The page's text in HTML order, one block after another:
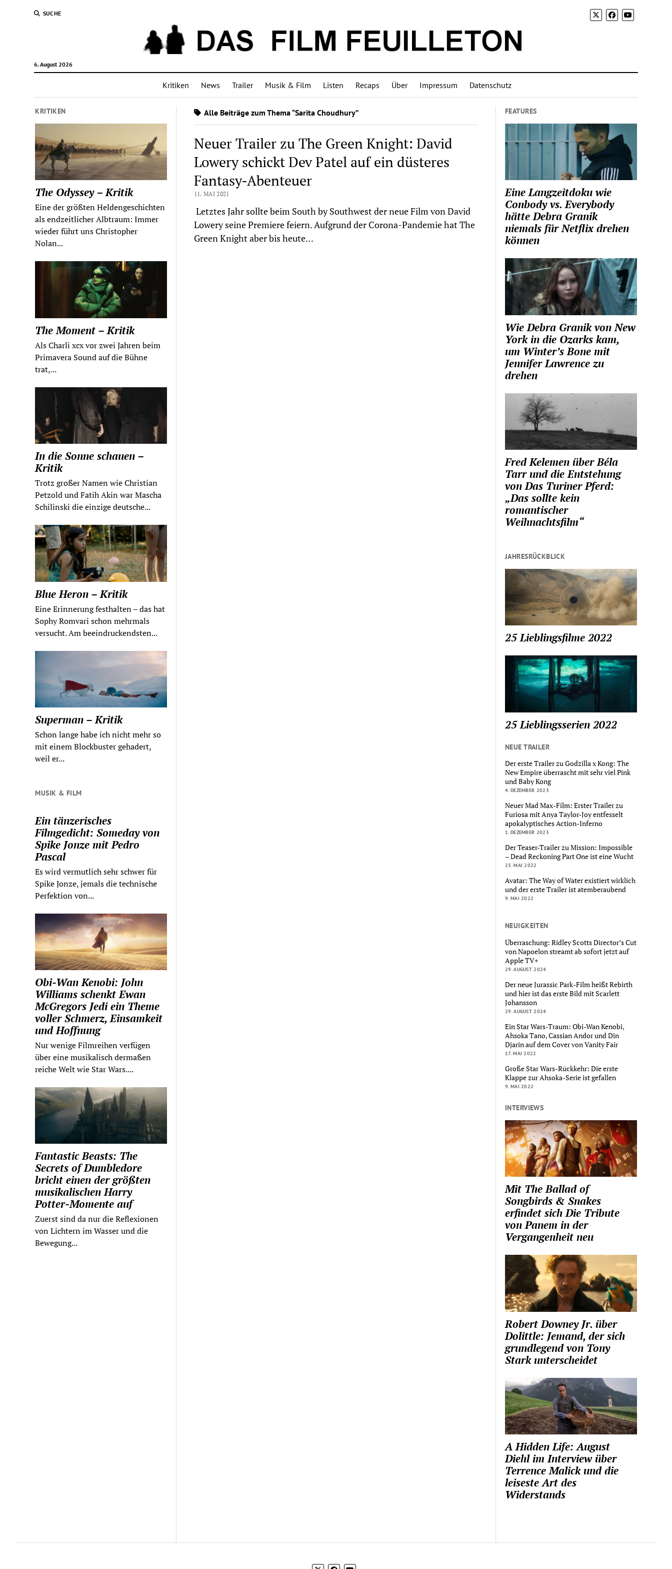
SUCHE
6. August 2026
Kritiken News Trailer Musik & Film Listen Recaps Über Impressum Datenschutz
KRITIKEN
The Odyssey – Kritik
Eine der größten Heldengeschichten
als endzeitlicher Albtraum: Immer
wieder führt uns Christopher
Nolan...
The Moment – Kritik
Als Charli xcx vor zwei Jahren beim
Primavera Sound auf die Bühne
trat,...
In die Sonne schauen –
Kritik
Trotz großer Namen wie Christian
Petzold und Fatih Akin war Mascha
Schilinski die einzige deutsche...
Blue Heron – Kritik
Eine Erinnerung festhalten – das hat
Sophy Romvari schon mehrmals
versucht. Am beeindruckendsten...
Superman – Kritik
Schon lange habe ich nicht mehr so
mit einem Blockbuster gehadert,
weil er...
MUSIK & FILM
Ein tänzerisches
Filmgedicht: Someday von
Spike Jonze mit Pedro
Pascal
Es wird vermutlich sehr schwer für
Spike Jonze, jemals die technische
Perfektion von...
Obi-Wan Kenobi: John
Williams schenkt Ewan
McGregors Jedi ein Theme
voller Schmerz, Einsamkeit
und Hoffnung
Nur wenige Filmreihen verfügen
über eine musikalisch dermaßen
reiche Welt wie Star Wars....
Fantastic Beasts: The
Secrets of Dumbledore
bricht einen der größten
musikalischen Harry
Potter-Momente auf
Zuerst sind da nur die Reflexionen
von Lichtern im Wasser und die
Bewegung...
Alle Beiträge zum Thema “Sarita Choudhury”
Neuer Trailer zu The Green Knight: David
Lowery schickt Dev Patel auf ein düsteres
Fantasy-Abenteuer
11. MAI 2021
Letztes Jahr sollte beim South by Southwest der neue Film von David
Lowery seine Premiere feiern. Aufgrund der Corona-Pandemie hat The
Green Knight aber bis heute…
FEATURES
Eine Langzeitdoku wie
Conbody vs. Everybody
hätte Debra Granik
niemals für Netflix drehen
können
Wie Debra Granik von New
York in die Ozarks kam,
um Winter’s Bone mit
Jennifer Lawrence zu
drehen
Fred Kelemen über Béla
Tarr und die Entstehung
von Das Turiner Pferd:
„Das sollte kein
romantischer
Weihnachtsfilm“
JAHRESRÜCKBLICK
25 Lieblingsfilme 2022
25 Lieblingsserien 2022
NEUE TRAILER
Der erste Trailer zu Godzilla x Kong: The
New Empire überrascht mit sehr viel Pink
und Baby Kong
4. DEZEMBER 2023
Neuer Mad Max-Film: Erster Trailer zu
Furiosa mit Anya Taylor-Joy entfesselt
apokalyptisches Action-Inferno
1. DEZEMBER 2023
Der Teaser-Trailer zu Mission: Impossible
– Dead Reckoning Part One ist eine Wucht
23. MAI 2022
Avatar: The Way of Water existiert wirklich
und der erste Trailer ist atemberaubend
9. MAI 2022
NEUIGKEITEN
Überraschung: Ridley Scotts Director’s Cut
von Napoelon streamt ab sofort jetzt auf
Apple TV+
29. AUGUST 2024
Der neue Jurassic Park-Film heißt Rebirth
und hier ist das erste Bild mit Scarlett
Johansson
29. AUGUST 2024
Ein Star Wars-Traum: Obi-Wan Kenobi,
Ahsoka Tano, Cassian Andor und Din
Djarin auf dem Cover von Vanity Fair
17. MAI 2022
Große Star Wars-Rückkehr: Die erste
Klappe zur Ahsoka-Serie ist gefallen
9. MAI 2022
INTERVIEWS
Mit The Ballad of
Songbirds & Snakes
erfindet sich Die Tribute
von Panem in der
Vergangenheit neu
Robert Downey Jr. über
Dolittle: Jemand, der sich
grundlegend von Tony
Stark unterscheidet
A Hidden Life: August
Diehl im Interview über
Terrence Malick und die
leiseste Art des
Widerstands